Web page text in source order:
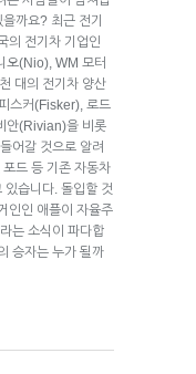
까요? 최근 전기
의 전기차 기업인
오(Nio), WM 모터
대의 전기차 양산
스커(Fisker), 로드
안(Rivian)을 비롯
어갈 것으로 알려
드 등 기존 자동차
있습니다. 돌입할 것
인인 애플이 자율주
는 소식이 파다합
승자는 누가 될까